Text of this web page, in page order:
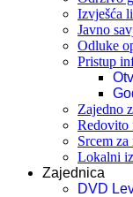
Izvješća
Javno
Odluke
Pristup
Zajedno
Redovito
Srcem
Lokalni
Zajednica
DVD